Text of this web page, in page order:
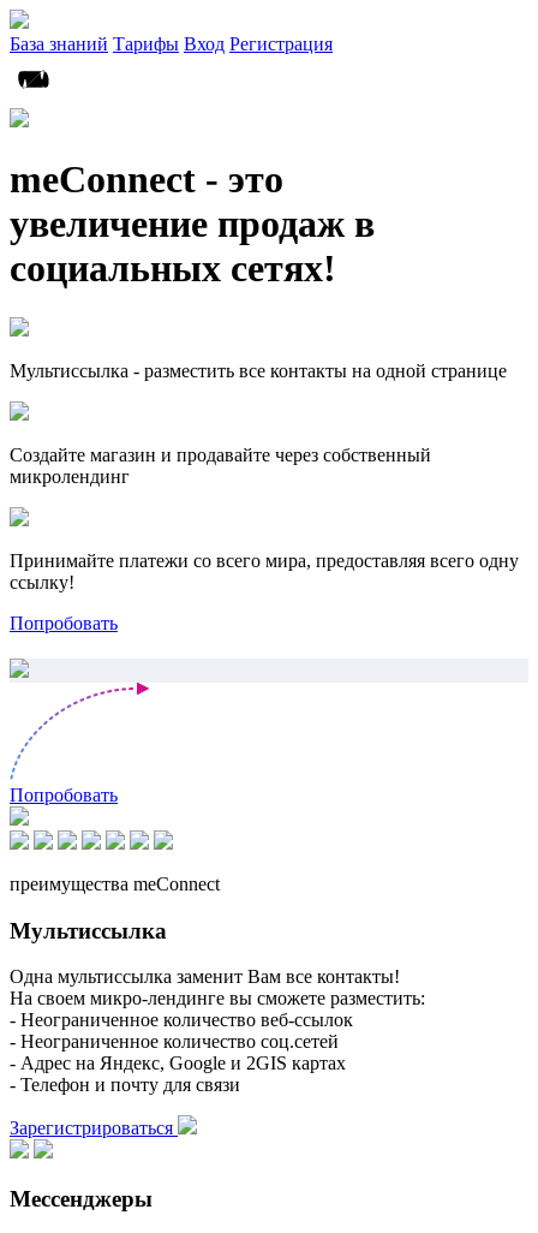
База знаний Тарифы Вход Регистрация
meConnect - это
увеличение продаж в
социальных сетях!
Мультиссылка - разместить все контакты на одной странице
Создайте магазин и продавайте через собственный
микролендинг
Принимайте платежи со всего мира, предоставляя всего одну
ссылку!
Попробовать
Попробовать
преимущества meConnect
Мультиссылка
Одна мультиссылка заменит Вам все контакты!
На своем микро-лендинге вы сможете разместить:
- Неограниченное количество веб-ссылок
- Неограниченное количество соц.сетей
- Адрес на Яндекс, Google и 2GIS картах
- Телефон и почту для связи
Зарегистрироваться
Мессенджеры